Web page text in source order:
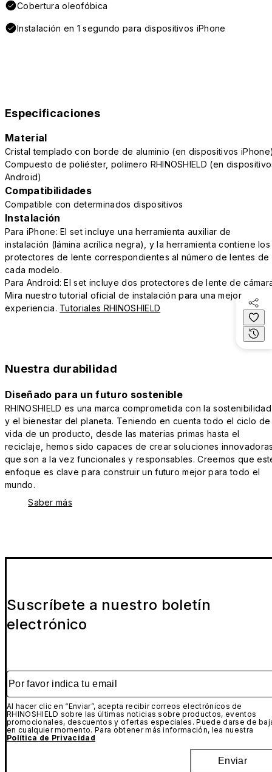
Cobertura oleofóbica
Instalación en 1 segundo para dispositivos iPhone
Especificaciones
Material
Cristal templado con borde de aluminio (en dispositivos
Compuesto de poliéster, polímero RHINOSHIELD (en
Android)
Compatibilidades
Compatible con determinados dispositivos
Instalación
Para iPhone: El set incluye una herramienta auxiliar de
instalación (lámina acrílica negra), y la herramienta contiene los
protectores de lente correspondientes al número de lentes de
cada modelo.
Para Android: El set incluye dos protectores de lente de
Mira nuestro tutorial oficial de instalación para una mejor
experiencia. Tutoriales RHINOSHIELD
Nuestra durabilidad
Diseñado para un futuro sostenible
RHINOSHIELD es una marca comprometida con la sostenibilidad
y el bienestar del planeta. Teniendo en cuenta todo el ciclo de
vida de un producto, desde las materias primas hasta el
reciclaje, hemos sido capaces de crear soluciones
que son a la vez funcionales y responsables. Creemos que
enfoque es clave para construir un futuro mejor para todo el
mundo.
Saber más
Suscríbete a nuestro boletín
electrónico
Por favor indica tu email
Al hacer clic en “Enviar”, acepta recibir correos electrónicos de
RHINOSHIELD sobre las últimas noticias sobre productos, eventos
promocionales, descuentos y ofertas especiales. Puede darse de
en cualquier momento. Para obtener más información, lea nuestra
Política de Privacidad
Enviar